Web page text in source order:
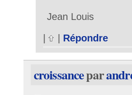
Jean Louis
| Répondre
croissancepar